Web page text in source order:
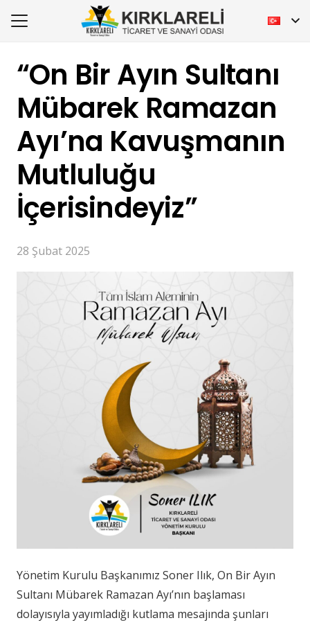
“On Bir Ayın Sultanı
Mübarek Ramazan
Ayı’na Kavuşmanın
Mutluluğu
İçerisindeyiz”
28 Şubat 2025
Yönetim Kurulu Başkanımız Soner Ilık, On Bir Ayın
Sultanı Mübarek Ramazan Ayı’nın başlaması
dolayısıyla yayımladığı kutlama mesajında şunları